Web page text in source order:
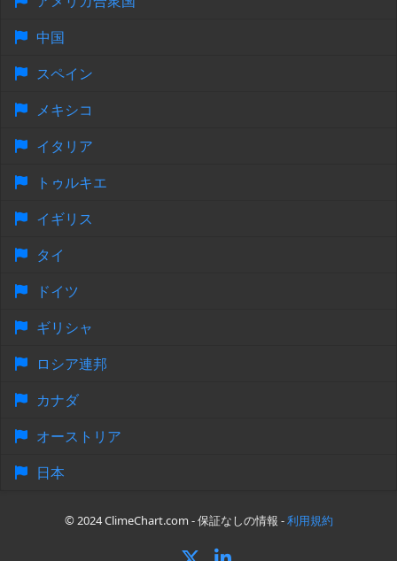
中国
スペイン
メキシコ
イタリア
トゥルキエ
イギリス
タイ
ドイツ
ギリシャ
ロシア連邦
カナダ
オーストリア
日本
© 2024 ClimeChart.com - 保証なしの情報 -利用規約